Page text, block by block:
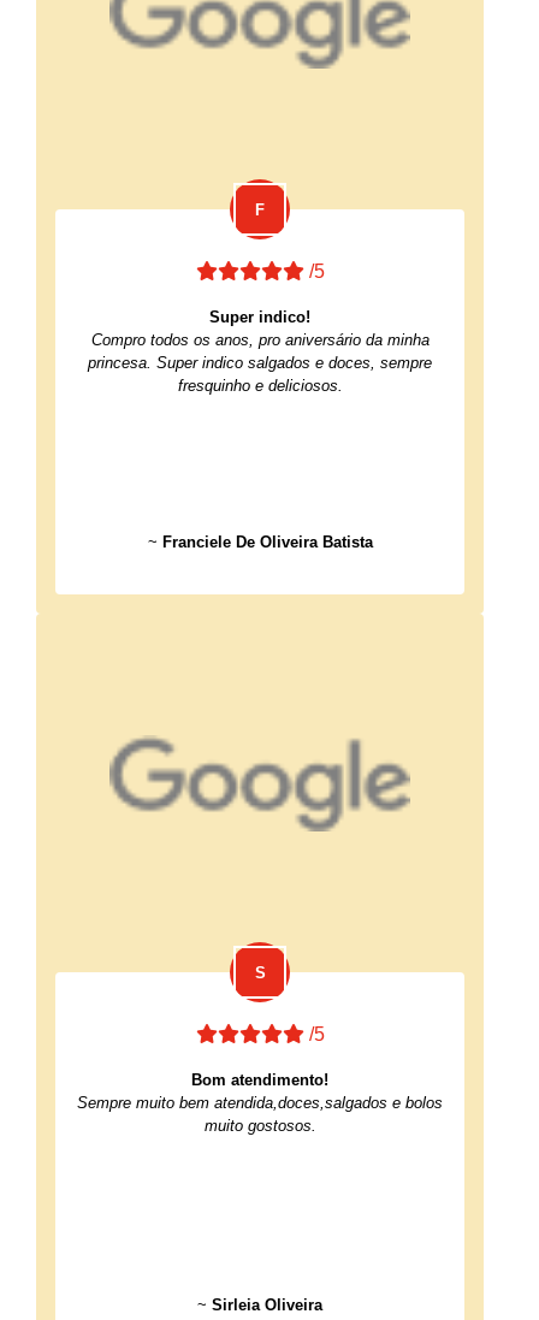
/5
Super indico!
Compro todos os anos, pro aniversário da minha
princesa. Super indico salgados e doces, sempre
fresquinho e deliciosos.
~ Franciele De Oliveira Batista
/5
Bom atendimento!
Sempre muito bem atendida,doces,salgados e bolos
muito gostosos.
~ Sirleia Oliveira